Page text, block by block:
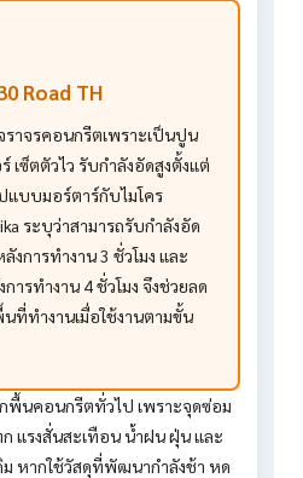
Road TH
าจรคอนกรีตเพราะเป็นปูน
เซ็ตตัวไว รับกำลังอัดสูงตั้งแต่
แบบมอร์ตาร์กับไมโคร
ระบุว่าสามารถรับกำลังอัด
งการทำงาน 3 ชั่วโมง และ
ารทำงาน 4 ชั่วโมง จึงช่วยลด
ที่ทำงานเมื่อใช้งานตามขั้น
พื้นคอนกรีตทั่วไป เพราะจุดซ่อม
แรงสั่นสะเทือน น้ำฝน ฝุ่น และ
ม หากใช้วัสดุที่พัฒนากำลังช้า หด